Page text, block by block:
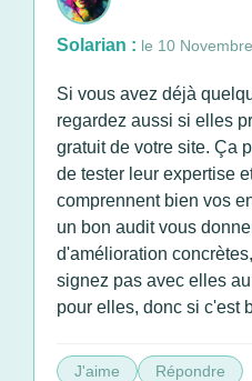
Solarian : le 10
Si vous avez déjà
regardez aussi si elles
gratuit de votre site. Ça
de tester leur expertise
comprennent bien vos
un bon audit vous
d'amélioration
signez pas avec elles
pour elles, donc si c'est
J'aime Répondre